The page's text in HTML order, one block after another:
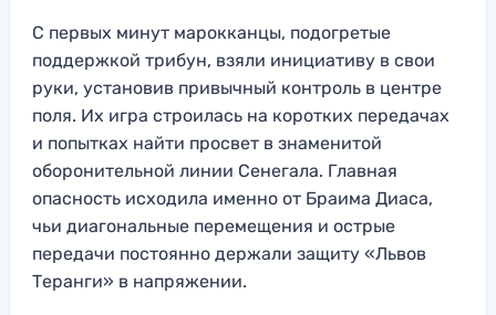
С первых минут марокканцы, подогретые
поддержкой трибун, взяли инициативу в свои
руки, установив привычный контроль в центре
поля. Их игра строилась на коротких передачах
и попытках найти просвет в знаменитой
оборонительной линии Сенегала. Главная
опасность исходила именно от Браима Диаса,
чьи диагональные перемещения и острые
передачи постоянно держали защиту «Львов
Теранги» в напряжении.